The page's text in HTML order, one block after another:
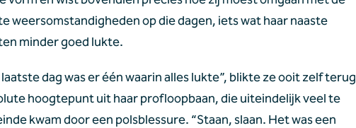
weersomstandigheden op die dagen, iets wat haar naaste
minder goed lukte.
dag was er één waarin alles lukte”, blikte ze ooit zelf terug
hoogtepunt uit haar profloopbaan, die uiteindelijk veel te
kwam door een polsblessure. “Staan, slaan. Het was een